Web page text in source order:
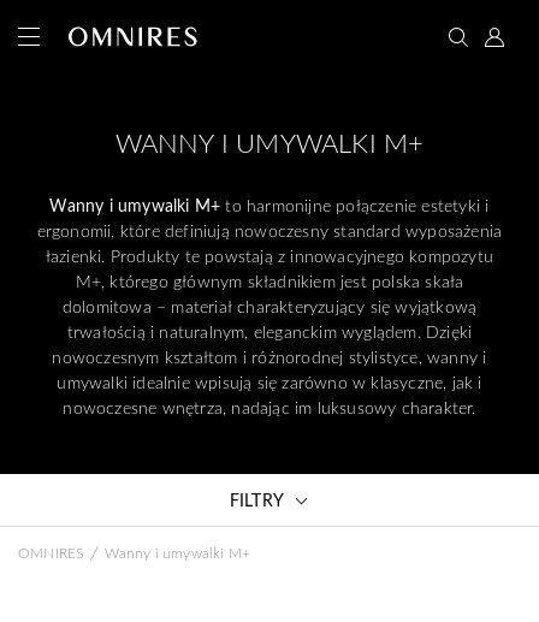
WANNY I UMYWALKI M+
Wanny i umywalki M+ to harmonijne połączenie estetyki i
ergonomii, które definiują nowoczesny standard wyposażenia
łazienki. Produkty te powstają z innowacyjnego kompozytu
M+, którego głównym składnikiem jest polska skała
dolomitowa – materiał charakteryzujący się wyjątkową
trwałością i naturalnym, eleganckim wyglądem. Dzięki
nowoczesnym kształtom i różnorodnej stylistyce, wanny i
umywalki idealnie wpisują się zarówno w klasyczne, jak i
nowoczesne wnętrza, nadając im luksusowy charakter.
FILTRY
OMNIRES / Wanny i umywalki M+